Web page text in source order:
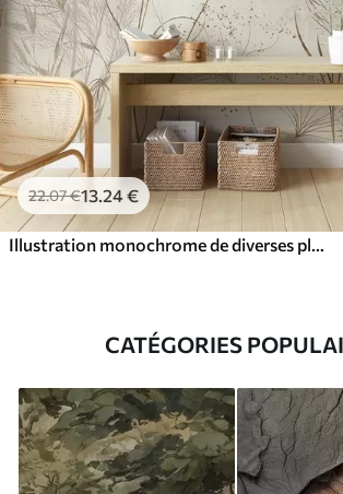
22.07€13 .24€
CATÉGORIES